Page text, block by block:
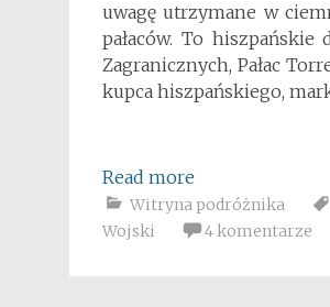
uwagę utrzymane w
pałaców. To
Zagranicznych, Pałac
kupca hiszpańskiego,
Read more
Witryna podróżnika
Wojski
4 komentarze